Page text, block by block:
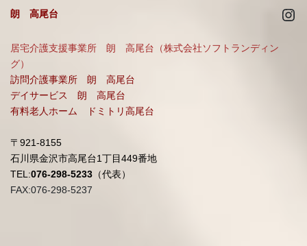
朗 高尾台
居宅介護支援事業所 朗 高尾台（株式会社ソフトランディン
グ）
訪問介護事業所 朗 高尾台
デイサービス 朗 高尾台
有料老人ホーム ドミトリ高尾台
〒921-8155
石川県金沢市高尾台1丁目449番地
TEL:076-298-5233 （代表）
FAX:076-298-5237